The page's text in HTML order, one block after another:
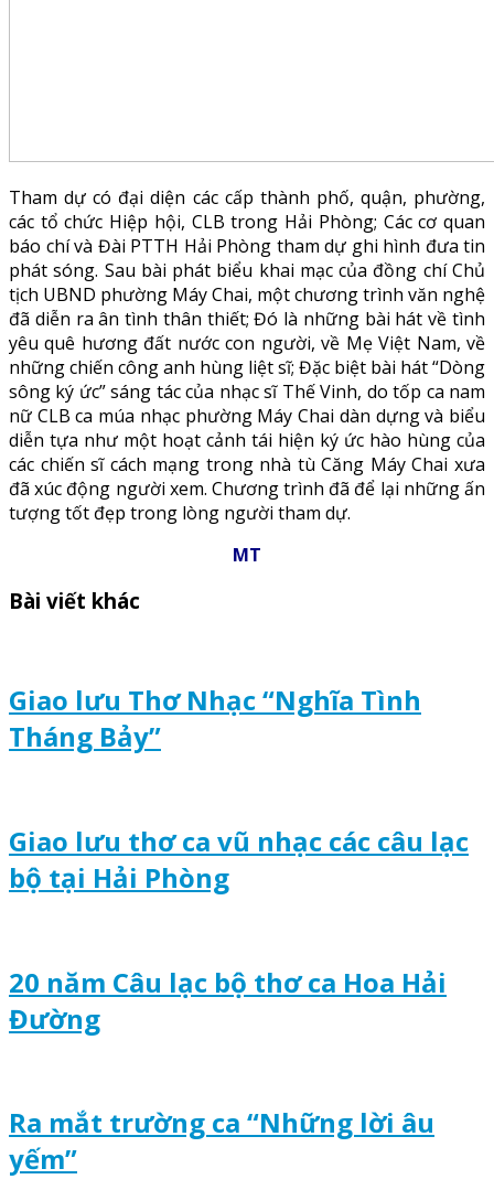
Tham dự có đại diện các cấp thành phố, quận, phường,
các tổ chức Hiệp hội, CLB trong Hải Phòng; Các cơ quan
báo chí và Đài PTTH Hải Phòng tham dự ghi hình đưa tin
phát sóng. Sau bài phát biểu khai mạc của đồng chí Chủ
tịch UBND phường Máy Chai, một chương trình văn nghệ
đã diễn ra ân tình thân thiết; Đó là những bài hát về tình
yêu quê hương đất nước con người, về Mẹ Việt Nam, về
những chiến công anh hùng liệt sĩ; Đặc biệt bài hát “Dòng
sông ký ức” sáng tác của nhạc sĩ Thế Vinh, do tốp ca nam
nữ CLB ca múa nhạc phường Máy Chai dàn dựng và biểu
diễn tựa như một hoạt cảnh tái hiện ký ức hào hùng của
các chiến sĩ cách mạng trong nhà tù Căng Máy Chai xưa
đã xúc động người xem. Chương trình đã để lại những ấn
tượng tốt đẹp trong lòng người tham dự.
MT
Bài viết khác
Giao lưu Thơ Nhạc “Nghĩa Tình
Tháng Bảy”
Giao lưu thơ ca vũ nhạc các câu lạc
bộ tại Hải Phòng
20 năm Câu lạc bộ thơ ca Hoa Hải
Đường
Ra mắt trường ca “Những lời âu
yếm”